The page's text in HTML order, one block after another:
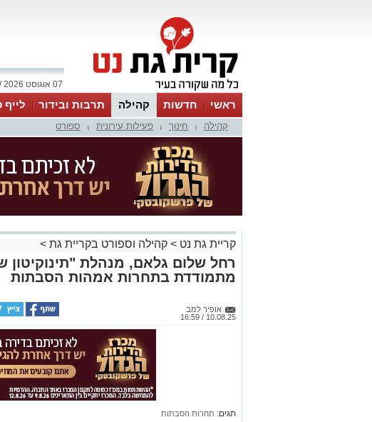
07 אוגוסט 2026 / 08:16
ראשי חדשות קהילה תרבות ובידור לייף
קהילה חינוך פעילות עירונית ספורט
קריית גת נט > קהילה וספורט בקריית גת >
רחל שלום גלאם, מנהלת "תינוקיטון
מתמודדת בתחרות אמהות הסבתות
אופיר למב
10.08.25 / 16:59
תגים: תחרות הסבתות